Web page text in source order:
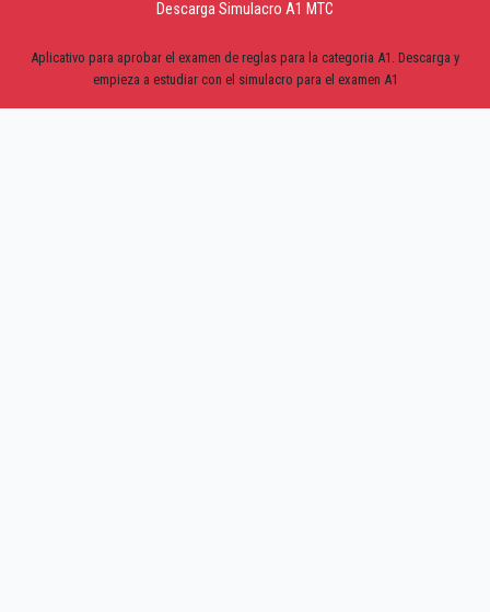
Descarga Simulacro A1 MTC
Aplicativo para aprobar el examen de reglas para la categoria A1. Descarga y
empieza a estudiar con el simulacro para el examen A1